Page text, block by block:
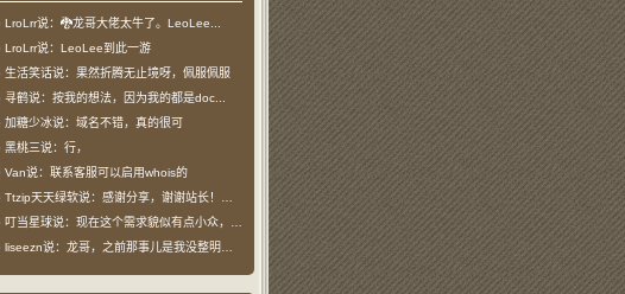
LroLrr说：🐉龙哥大佬太牛了。LeoLee...
LroLrr说：LeoLee到此一游
生活笑话说：果然折腾无止境呀，佩服佩服
寻鹤说：按我的想法，因为我的都是doc...
加糖少冰说：域名不错，真的很可
黑桃三说：行，
Van说：联系客服可以启用whois的
Ttzip天天绿软说：感谢分享，谢谢站长！！已收藏
叮当星球说：现在这个需求貌似有点小众，不过...
liseezn说：龙哥，之前那事儿是我没整明白，...